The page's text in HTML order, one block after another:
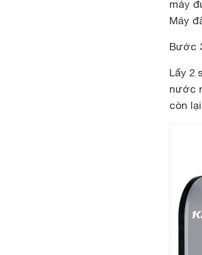
máy
Máy
Bước
Lấy 2
nước
còn